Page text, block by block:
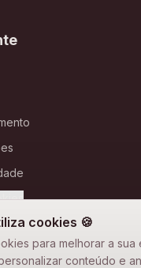
cookies 🍪
para melhorar a
conteúdo e